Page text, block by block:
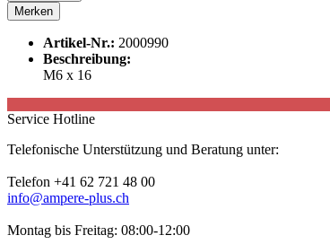
Merken
Artikel-Nr.: 2000990
Beschreibung:
M6 x 16
Service Hotline
Telefonische Unterstützung und Beratung unter:
Telefon +41 62 721 48 00
info@ampere-plus.ch
Montag bis Freitag: 08:00-12:00